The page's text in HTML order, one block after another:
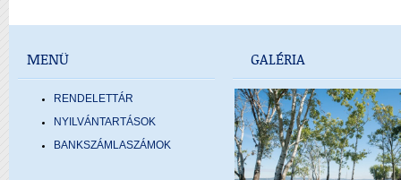
MENÜ
RENDELETTÁR
NYILVÁNTARTÁSOK
BANKSZÁMLASZÁMOK
GALÉRIA